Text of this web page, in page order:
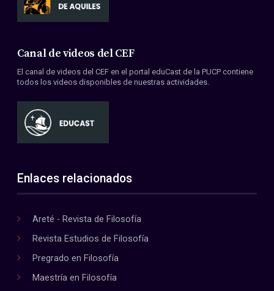
Canal de videos del CEF
El canal de videos del CEF en el portal eduCast de la PUCP contiene
todos los videos disponibles de nuestras actividades.
Enlaces relacionados
Areté - Revista de Filosofía
Revista Estudios de Filosofía
Pregrado en Filosofía
Maestría en Filosofía